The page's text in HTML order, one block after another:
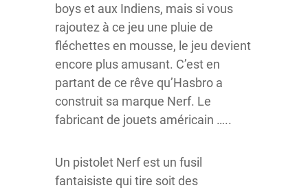
boys et aux Indiens, mais si vous
rajoutez à ce jeu une pluie de
fléchettes en mousse, le jeu devient
encore plus amusant. C’est en
partant de ce rêve qu’Hasbro a
construit sa marque Nerf. Le
fabricant de jouets américain …..
Un pistolet Nerf est un fusil
fantaisiste qui tire soit des